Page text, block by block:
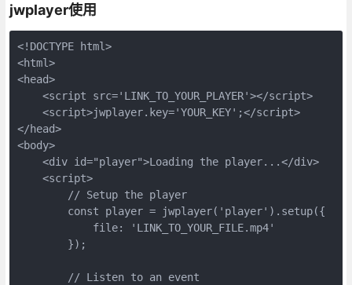
jwplayer使用
<!DOCTYPE html>
<html>
<head>
    <script src='LINK_TO_YOUR_PLAYER'></script>
    <script>jwplayer.key='YOUR_KEY';</script>
</head>
<body>
    <div id="player">Loading the player...</div>
    <script>
        // Setup the player
        const player = jwplayer('player').setup({
            file: 'LINK_TO_YOUR_FILE.mp4'
        });
        // Listen to an event